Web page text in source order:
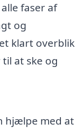
faser af
og
klart overblik
at ske og
hjælpe med at